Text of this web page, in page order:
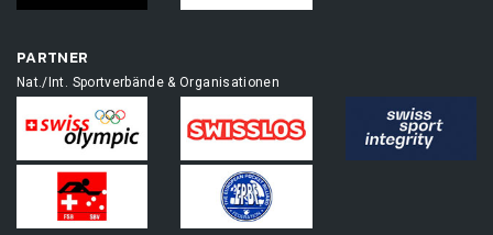
PARTNER
Nat./Int. Sportverbände & Organisationen